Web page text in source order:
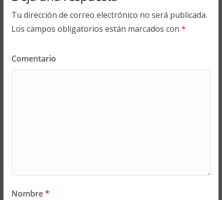
Tu dirección de correo electrónico no será publicada.
Los campos obligatorios están marcados con *
Comentario
Nombre*